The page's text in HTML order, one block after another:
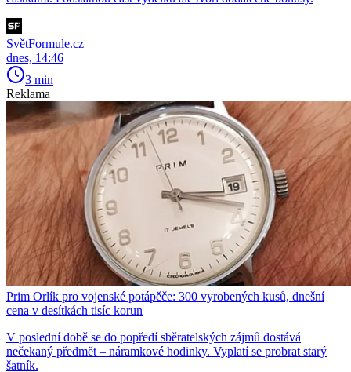
SvětFormule.cz
dnes, 14:46
3 min
Reklama
Prim Orlík pro vojenské potápěče: 300 vyrobených kusů, dnešní
cena v desítkách tisíc korun
V poslední době se do popředí sběratelských zájmů dostává
nečekaný předmět – náramkové hodinky. Vyplatí se probrat starý
šatník.